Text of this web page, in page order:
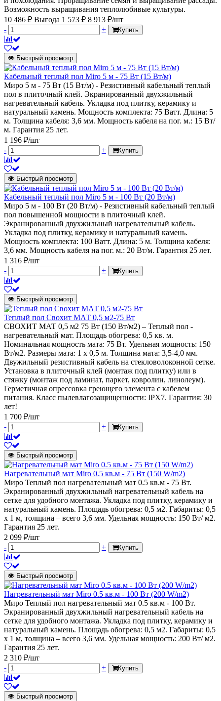
Возможность выращивания теплолюбивые культуры.
10 486 ₽ Выгода 1 573 ₽ 8 913 ₽/шт
-
+ Купить
Быстрый просмотр
Кабельный теплый пол Miro 5 м - 75 Вт (15 Вт/м)
Миро 5 м - 75 Вт (15 Вт/м) - Резистивный кабельный теплый
пол в плиточный клей. Экранированный двухжильный
нагревательный кабель. Укладка под плитку, керамику и
натуральный камень. Мощность комплекта: 75 Ватт. Длина: 5
м. Толщина кабеля: 3,6 мм. Мощность кабеля на пог. м.: 15 Вт/
м. Гарантия 25 лет.
1 196 ₽/шт
-
+ Купить
Быстрый просмотр
Кабельный теплый пол Miro 5 м - 100 Вт (20 Вт/м)
Миро 5 м - 100 Вт (20 Вт/м) - Резистивный кабельный теплый
пол повышенной мощности в плиточный клей.
Экранированный двухжильный нагревательный кабель.
Укладка под плитку, керамику и натуральный камень.
Мощность комплекта: 100 Ватт. Длина: 5 м. Толщина кабеля:
3,6 мм. Мощность кабеля на пог. м.: 20 Вт/м. Гарантия 25 лет.
1 316 ₽/шт
-
+ Купить
Быстрый просмотр
Теплый пол Свохит МАТ 0,5 м2-75 Вт
СВОХИТ МАТ 0,5 м2 75 Вт (150 Вт/м2) – Теплый пол -
нагревательный мат. Площадь обогрева: 0,5 кв. м.
Номинальная мощность мата: 75 Вт. Удельная мощность: 150
Вт/м2. Размеры мата: 1 х 0,5 м. Толщина мата: 3,5-4,0 мм.
Двужильный резистивный кабель на стекловолоконной сетке.
Установка в плиточный клей (монтаж под плитку) или в
стяжку (монтаж под ламинат, паркет, ковролин, линолеум).
Герметичная опрессовка греющего элемента с кабелем
питания. Класс пылевлагозащищенности: IPХ7. Гарантия: 30
лет!
1 700 ₽/шт
-
+ Купить
Быстрый просмотр
Нагревательный мат Miro 0.5 кв.м - 75 Вт (150 W/m2)
Миро Теплый пол нагревательный мат 0.5 кв.м - 75 Вт.
Экранированный двухжильный нагревательный кабель на
сетке для удобного монтажа. Укладка под плитку, керамику и
натуральный камень. Площадь обогрева: 0,5 м2. Габариты: 0,5
х 1 м, толщина – всего 3,6 мм. Удельная мощность: 150 Вт/ м2.
Гарантия 25 лет.
2 099 ₽/шт
-
+ Купить
Быстрый просмотр
Нагревательный мат Miro 0.5 кв.м - 100 Вт (200 W/m2)
Миро Теплый пол нагревательный мат 0.5 кв.м - 100 Вт.
Экранированный двухжильный нагревательный кабель на
сетке для удобного монтажа. Укладка под плитку, керамику и
натуральный камень. Площадь обогрева: 0,5 м2. Габариты: 0,5
х 1 м, толщина – всего 3,6 мм. Удельная мощность: 200 Вт/ м2.
Гарантия 25 лет.
2 310 ₽/шт
-
+ Купить
Быстрый просмотр